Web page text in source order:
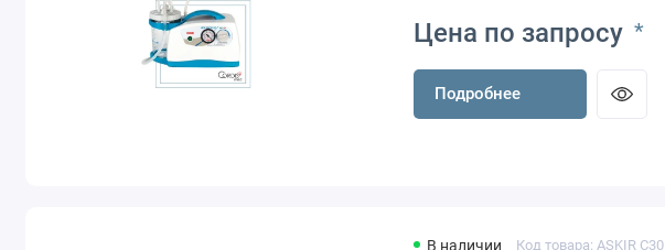
Цена по запросу *
Подробнее
В наличии Код товара: ASKIR C30